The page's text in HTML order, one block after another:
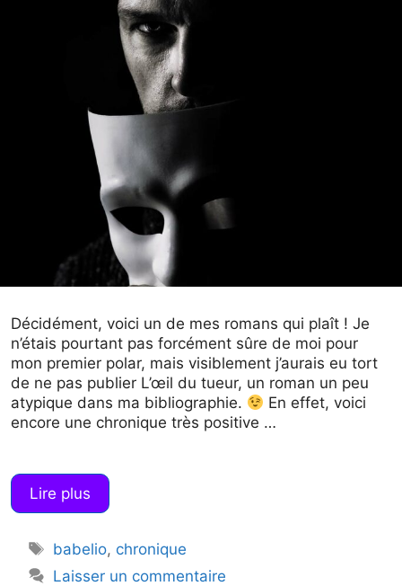
Décidément, voici un de mes romans qui plaît ! Je
n’étais pourtant pas forcément sûre de moi pour
mon premier polar, mais visiblement j’aurais eu tort
de ne pas publier L’œil du tueur, un roman un peu
atypique dans ma bibliographie.
En effet, voici
encore une chronique très positive …
Lire plus
Étiquettes
babelio, chronique
Laisser un commentaire